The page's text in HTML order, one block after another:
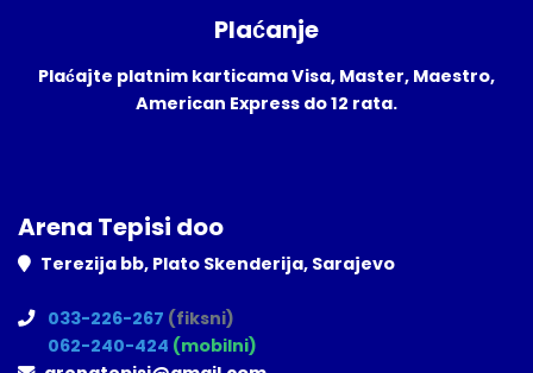
Plaćanje
Plaćajte platnim karticama Visa, Master, Maestro,
American Express do 12 rata.
Arena Tepisi doo
Terezija bb, Plato Skenderija, Sarajevo
033-226-267 (fiksni)
062-240-424 (mobilni)